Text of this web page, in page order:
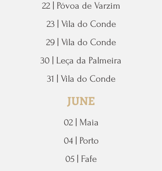
22 | Póvoa de Varzim
23 | Vila do Conde
29 | Vila do Conde
30 | Leça da Palmeira
31 | Vila do Conde
JUNE
02 | Maia
04 | Porto
05 | Fafe